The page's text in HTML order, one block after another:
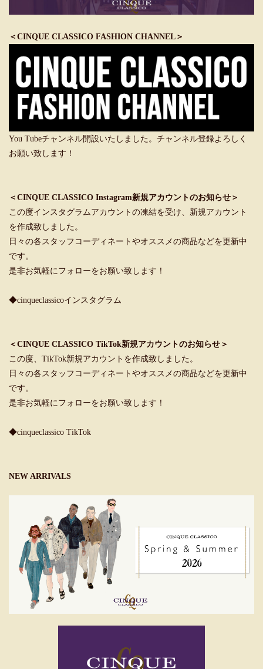
＜CINQUE CLASSICO FASHION CHANNEL＞
You Tubeチャンネル開設いたしました。チャンネル登録よろしく
お願い致します！
＜CINQUE CLASSICO Instagram新規アカウントのお知らせ＞
この度インスタグラムアカウントの凍結を受け、新規アカウント
を作成致しました。
日々の各スタッフコーディネートやオススメの商品などを更新中
です。
是非お気軽にフォローをお願い致します！
◆cinqueclassicoインスタグラム
＜CINQUE CLASSICO TikTok新規アカウントのお知らせ＞
この度、TikTok新規アカウントを作成致しました。
日々の各スタッフコーディネートやオススメの商品などを更新中
です。
是非お気軽にフォローをお願い致します！
◆cinqueclassico TikTok
NEW ARRIVALS